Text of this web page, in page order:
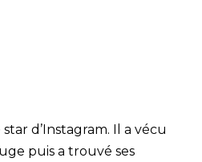
d’Instagram. Il a vécu
puis a trouvé ses